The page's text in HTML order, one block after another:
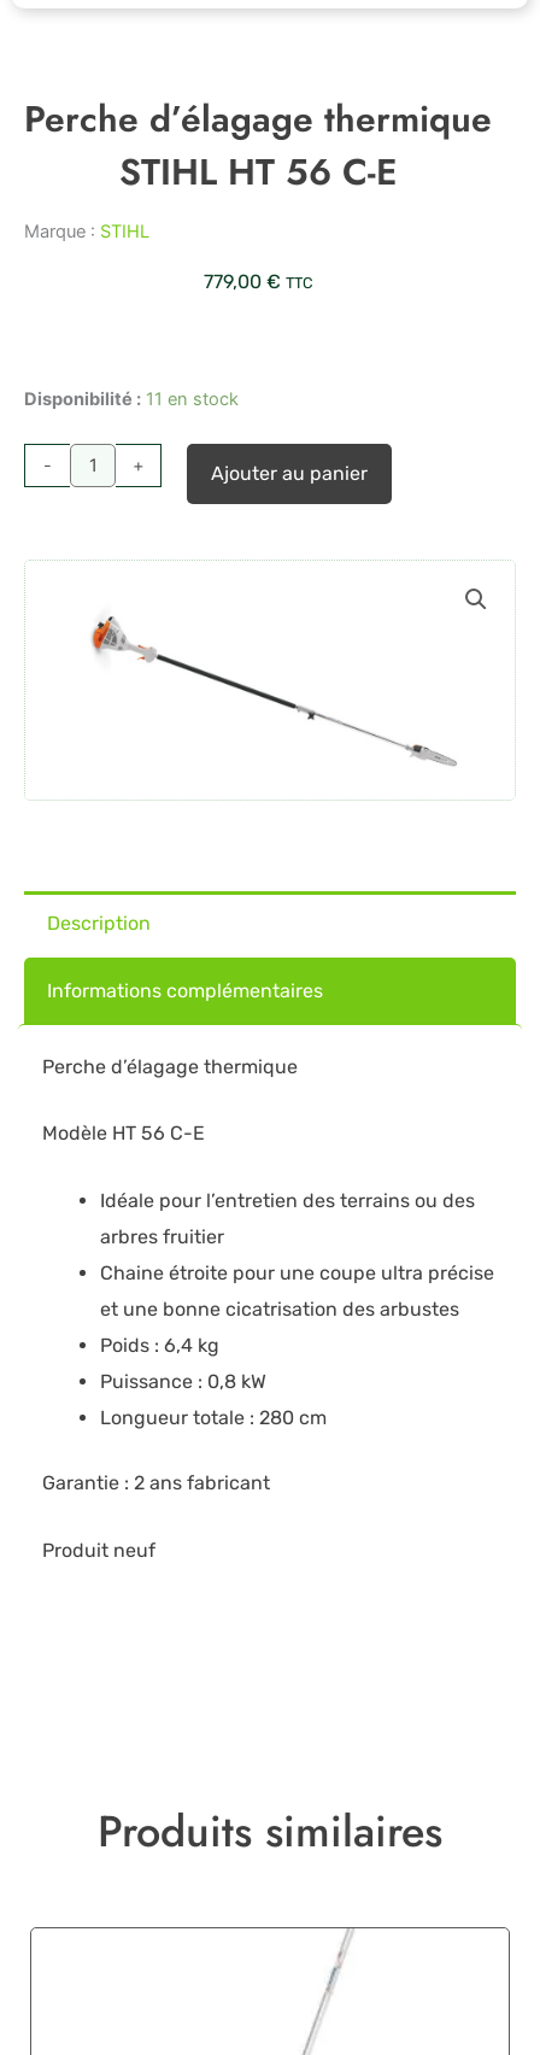
Perche d’élagage thermique
STIHL HT 56 C-E
Marque : STIHL
779,00 € TTC
Disponibilité : 11 en stock
-
Perche
thermique
STIHL
C-
E
+ Ajouter au panier
Description
Informations complémentaires
Perche d’élagage thermique
Modèle HT 56 C-E
Idéale pour l’entretien des terrains ou des
arbres fruitier
Chaine étroite pour une coupe ultra précise
et une bonne cicatrisation des arbustes
Poids : 6,4 kg
Puissance : 0,8 kW
Longueur totale : 280 cm
Garantie : 2 ans fabricant
Produit neuf
Produits similaires